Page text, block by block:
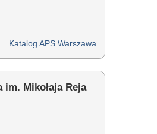
Katalog APS Warszawa
Mikołaja Reja